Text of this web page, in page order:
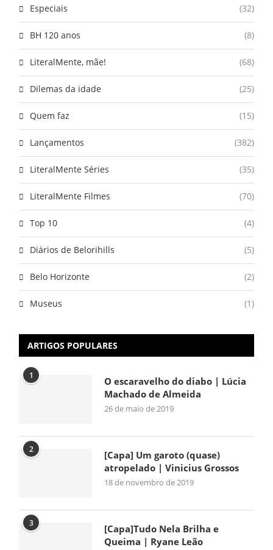
Especiais (32)
BH 120 anos (8)
LiteralMente, mãe! (68)
Dilemas da idade (25)
Quem faz (15)
Lançamentos (382)
LiteralMente Séries (35)
LiteralMente Filmes (70)
Top 10 (4)
Diários de Belorihills (5)
Belo Horizonte (2)
Museus (1)
ARTIGOS POPULARES
1
O escaravelho do diabo | Lúcia
Machado de Almeida
26 de maio de 2019
2
[Capa] Um garoto (quase)
atropelado | Vinicius Grossos
18 de novembro de 2019
3
[Capa]Tudo Nela Brilha e
Queima | Ryane Leão